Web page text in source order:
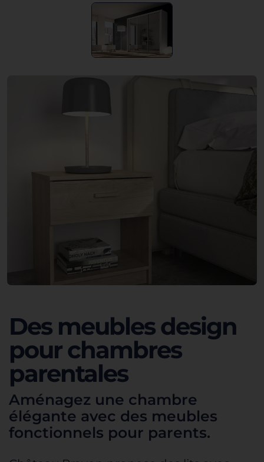
Des meubles design
pour chambres
parentales
Aménagez une chambre
élégante avec des meubles
fonctionnels pour parents.